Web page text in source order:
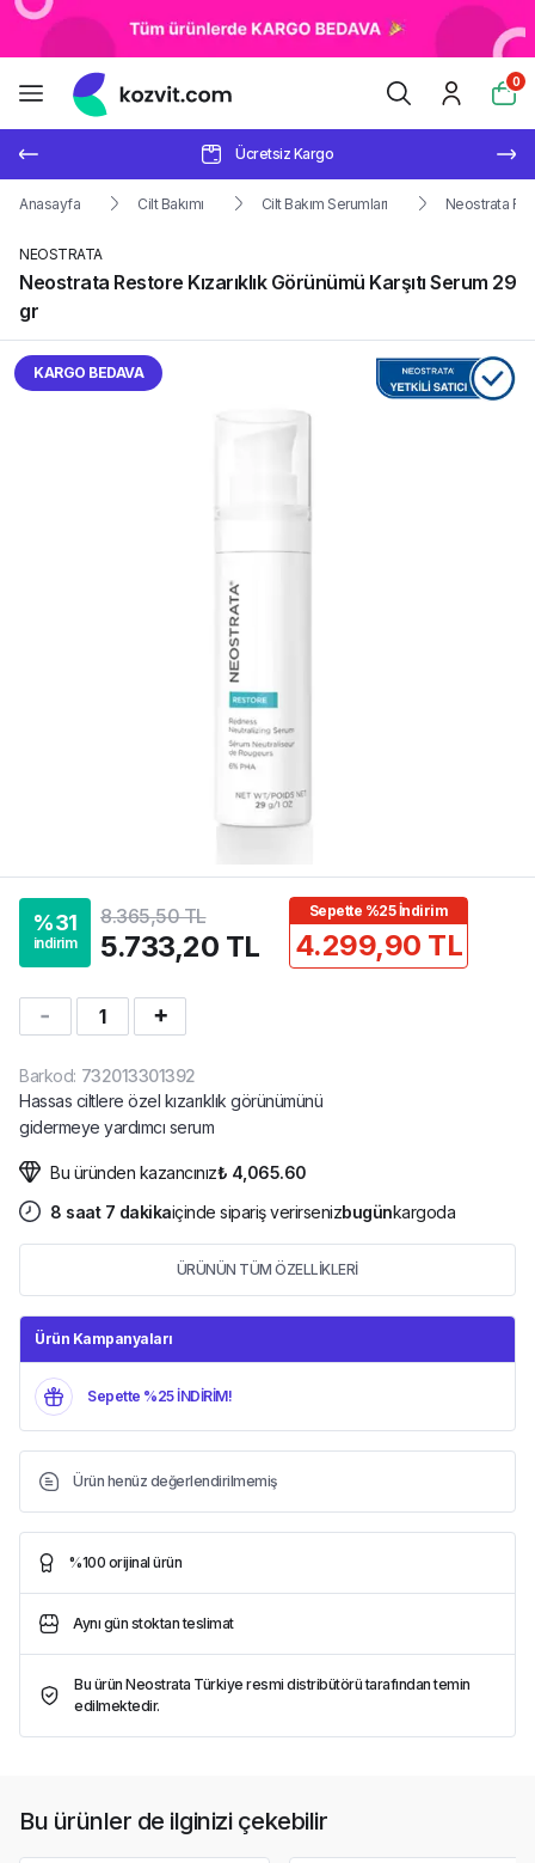
0
Ücretsiz Kargo
Anasayfa Cilt Bakımı Cilt Bakım Serumları Neostrata
NEOSTRATA
Neostrata Restore Kızarıklık Görünümü Karşıtı Serum 29
gr
KARGO BEDAVA
%31
indirim
8.365,50 TL
5.733,20 TL
Sepette %25 İndirim
4.299,90 TL
1
Barkod: 732013301392
Hassas ciltlere özel kızarıklık görünümünü
gidermeye yardımcı serum
Bu üründen kazancınız₺ 4,065.60
8 saat 7 dakikaiçinde sipariş verirsenizbugünkargoda
ÜRÜNÜN TÜM ÖZELLİKLERİ
Ürün Kampanyaları
Sepette %25 İNDİRİM!
Ürün henüz değerlendirilmemiş
%100 orijinal ürün
Aynı gün stoktan teslimat
Bu ürün Neostrata Türkiye resmi distribütörü tarafından temin
edilmektedir.
Bu ürünler de ilginizi çekebilir